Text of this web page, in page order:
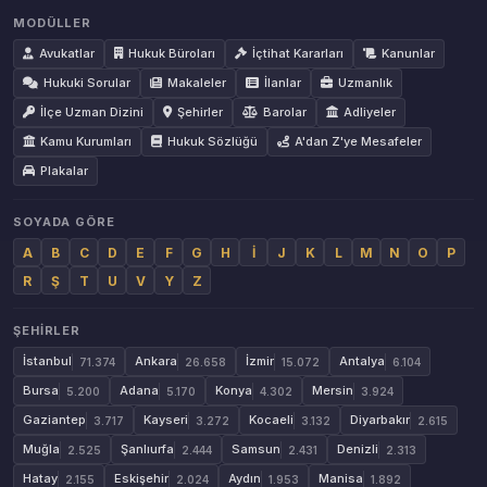
MODÜLLER
Avukatlar
Hukuk Büroları İçtihat Kararları
Kanunlar
Hukuki Sorular
Makaleler İlanlar
Uzmanlık
İlçe Uzman Dizini
Şehirler Barolar
Adliyeler
Kamu Kurumları
Hukuk Sözlüğü
A'dan Z'ye Mesafeler
Plakalar
SOYADA GÖRE
A B C D E F G H İ J K L M N O
P
R
Ş T U V Y Z
ŞEHIRLER
İstanbul
71.374 Ankara 26.658 İzmir 15.072 Antalya 6.104
Bursa 5.200 Adana 5.170 Konya 4.302 Mersin 3.924
Gaziantep 3.717 Kayseri 3.272 Kocaeli 3.132 Diyarbakır 2.615
Muğla 2.525 Şanlıurfa 2.444 Samsun 2.431 Denizli 2.313
Hatay 2.155 Eskişehir 2.024 Aydın 1.953 Manisa 1.892